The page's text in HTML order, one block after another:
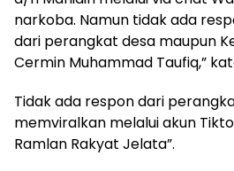
narkoba. Namun tidak ada
dari perangkat desa maupun
Cermin Muhammad Taufiq,”
Tidak ada respon dari
memviralkan melalui akun
Ramlan Rakyat Jelata”.